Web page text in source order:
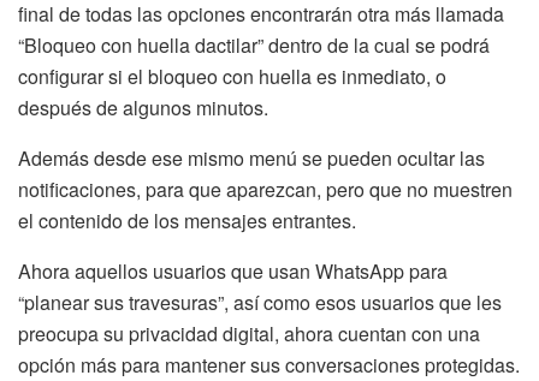
final de todas las opciones encontrarán otra más llamada
“Bloqueo con huella dactilar” dentro de la cual se podrá
configurar si el bloqueo con huella es inmediato, o
después de algunos minutos.
Además desde ese mismo menú se pueden ocultar las
notificaciones, para que aparezcan, pero que no muestren
el contenido de los mensajes entrantes.
Ahora aquellos usuarios que usan WhatsApp para
“planear sus travesuras”, así como esos usuarios que les
preocupa su privacidad digital, ahora cuentan con una
opción más para mantener sus conversaciones protegidas.